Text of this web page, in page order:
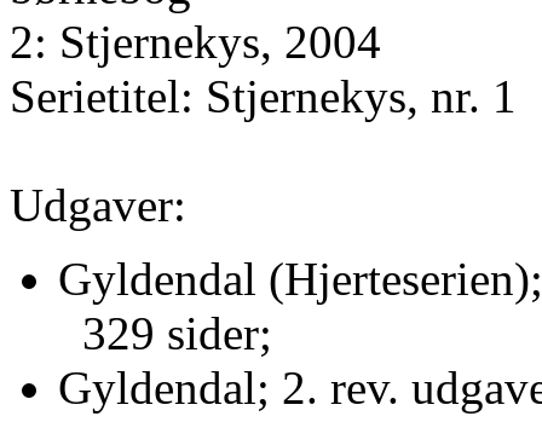
2: Stjernekys, 2004
Serietitel: Stjernekys, nr. 1
Udgaver:
Gyldendal
329 sider;
Gyldendal; 2. rev.